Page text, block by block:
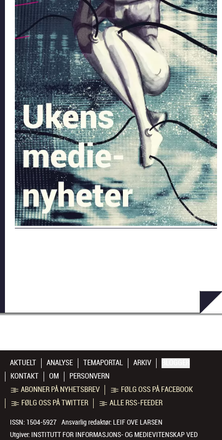
AKTUELT ANALYSE TEMAPORTAL ARKIV
KONTAKT
OM
PERSONVERN
ABONNER PÅ NYHETSBREV
FØLG OSS PÅ FACEBOOK
FØLG OSS PÅ TWITTER
ALLE RSS-FEEDER
ISSN: 1504-5927 Ansvarlig redaktør: LEIF OVE LARSEN
Utgiver: INSTITUTT FOR INFORMASJONS- OG MEDIEVITENSKAP VED